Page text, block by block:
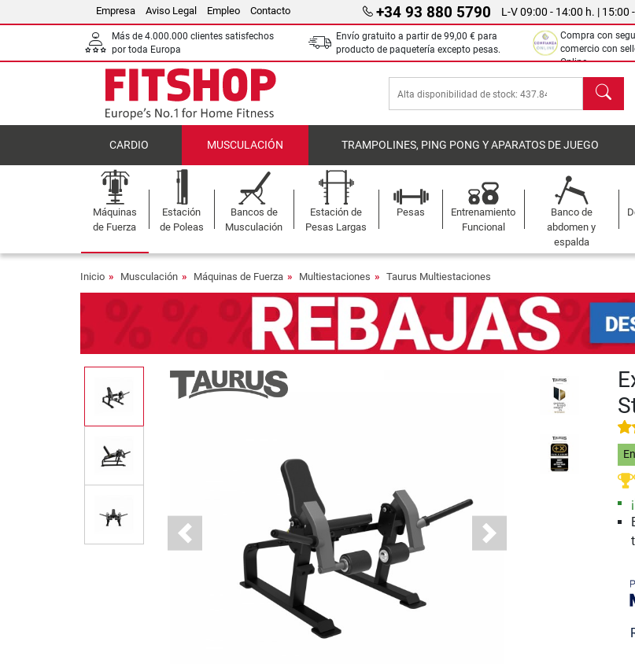
Empresa Aviso Legal Empleo Contacto +34 93 880 5790 L-V 09:00 - 14:00 h. | 15:00
Más de 4.000.000 clientes satisfechos
por toda Europa
Envío gratuito a partir de 99,00 € para
producto de paquetería excepto pesas.
Compra con
comercio con
Online.
Buscar
CARDIO MUSCULACIÓN TRAMPOLINES, PING PONG Y APARATOS DE JUEGO
Máquinas
de Fuerza
Estación
de Poleas
Bancos de
Musculación
Estación de
Pesas Largas
Pesas
Entrenamiento
Funcional
Banco de
abdomen y
espalda
Inicio Musculación Máquinas de Fuerza Multiestaciones Taurus Multiestaciones
Previous Next